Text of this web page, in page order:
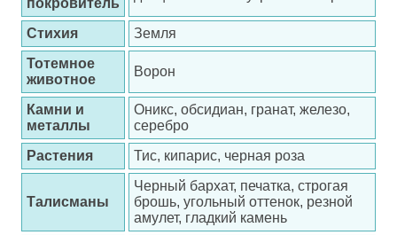
покровитель
Стихия
Земля
Тотемное
животное
Ворон
Камни и
металлы
Оникс, обсидиан, гранат, железо,
серебро
Растения
Тис, кипарис, черная роза
Талисманы
Черный бархат, печатка, строгая
брошь, угольный оттенок, резной
амулет, гладкий камень